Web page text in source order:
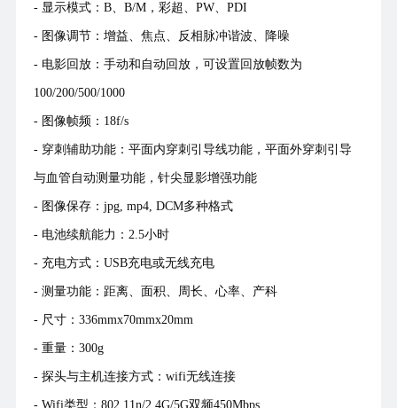
- 显示模式：B、B/M，彩超、PW、PDI
- 图像调节：增益、焦点、反相脉冲谐波、降噪
- 电影回放：手动和自动回放，可设置回放帧数为
100/200/500/1000
- 图像帧频：18f/s
- 穿刺辅助功能：平面内穿刺引导线功能，平面外穿刺引导
与血管自动测量功能，针尖显影增强功能
- 图像保存：jpg, mp4, DCM多种格式
- 电池续航能力：2.5小时
- 充电方式：USB充电或无线充电
- 测量功能：距离、面积、周长、心率、产科
- 尺寸：336mmx70mmx20mm
- 重量：300g
- 探头与主机连接方式：wifi无线连接
- Wifi类型：802.11n/2.4G/5G双频450Mbps